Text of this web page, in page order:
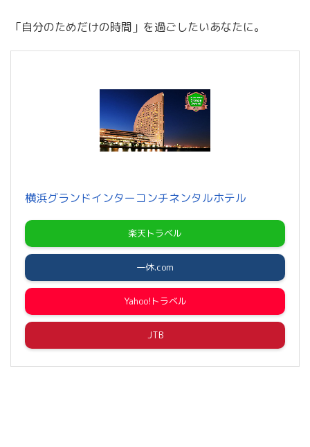
「自分のためだけの時間」を過ごしたいあなたに。
横浜グランドインターコンチネンタルホテル
楽天トラベル
一休.com
Yahoo!トラベル
JTB